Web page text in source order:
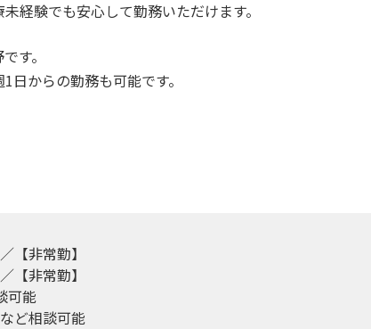
経験でも安心して勤務いただけます。
す。
からの勤務も可能です。
【非常勤】
【非常勤】
可能
ど相談可能